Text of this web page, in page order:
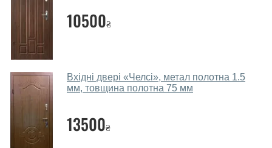
відвідуючи наш офіс.
Скільки коштує викликати замірника?
Виклик замірника-консультанта коштує 450 грн.
Ви робите установку вхідних дверей?
Так робимо. Монтаж вхідних дверей проводиться
згідно з чергою, у всі дні крім неділі.
Скільки коштує установка дверей
10500₴
Вхідні двері «Челсі», метал полотна 1.5
мм, товщина полотна 75 мм
13500₴